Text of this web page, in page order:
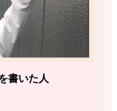
書いた人